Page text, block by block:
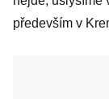
především v